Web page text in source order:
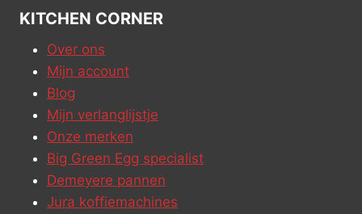
KITCHEN CORNER
Over ons
Mijn account
Blog
Mijn verlanglijstje
Onze merken
Big Green Egg specialist
Demeyere pannen
Jura koffiemachines